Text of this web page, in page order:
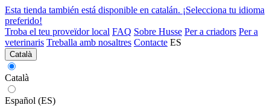
Esta tienda también está disponible en catalán. ¡Selecciona tu idioma
preferido!
Troba el teu proveïdor local FAQ Sobre Husse Per a criadors Per a
veterinaris Treballa amb nosaltres Contacte ES
Català
Català
Español (ES)